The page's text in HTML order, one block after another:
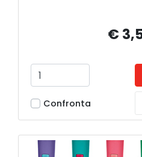
€
Confronta